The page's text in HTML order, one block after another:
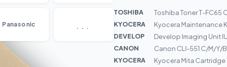
Panasonic ...
TOSHIBA
Toshiba Toner T-FC65
KYOCERA
Kyocera Maintenance
DEVELOP
Develop Imaging Unit
CANON
Canon CLI-551 C/M/
KYOCERA
Kyocera Mita